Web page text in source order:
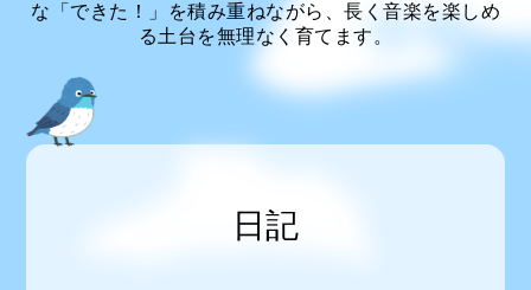
な「できた！」を積み重ねながら、長く音楽を楽しめ
る土台を無理なく育てます。
日記